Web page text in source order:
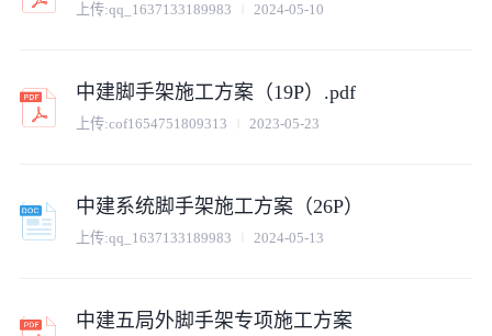
上传:qq_1637133189983 2024-05-10
中建脚手架施工方案（19P）.pdf
上传:cof1654751809313 2023-05-23
中建系统脚手架施工方案（26P）
上传:qq_1637133189983 2024-05-13
中建五局外脚手架专项施工方案